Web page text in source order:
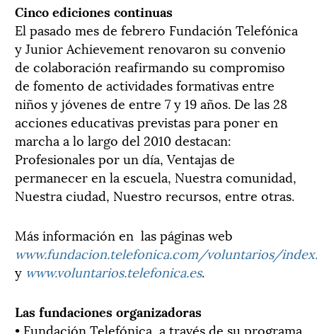
Cinco ediciones continuas
El pasado mes de febrero Fundación Telefónica
y Junior Achievement renovaron su convenio
de colaboración reafirmando su compromiso
de fomento de actividades formativas entre
niños y jóvenes de entre 7 y 19 años. De las 28
acciones educativas previstas para poner en
marcha a lo largo del 2010 destacan:
Profesionales por un día, Ventajas de
permanecer en la escuela, Nuestra comunidad,
Nuestra ciudad, Nuestro recursos, entre otras.
Más información en las páginas web
www.fundacion.telefonica.com/voluntarios/
y www.voluntarios.telefonica.es.
Las fundaciones organizadoras
• Fundación Telefónica, a través de su programa